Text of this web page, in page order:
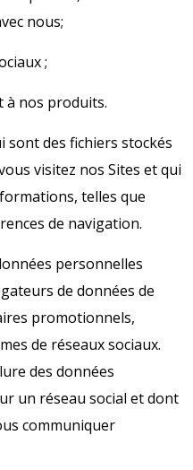
nous;
;
à nos produits.
sont des fichiers stockés
visitez nos Sites et qui
telles que
de navigation.
personnelles
de données de
promotionnels,
de réseaux sociaux.
des données
un réseau social et dont
communiquer